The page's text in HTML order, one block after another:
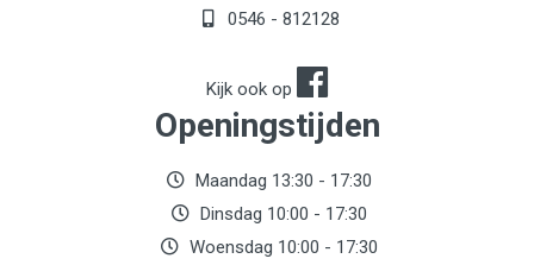
0546 - 812128
Kijk ook op
Openingstijden
Maandag 13:30 - 17:30
Dinsdag 10:00 - 17:30
Woensdag 10:00 - 17:30